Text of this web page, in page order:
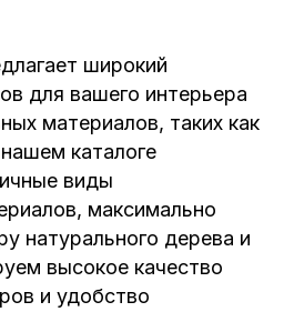
широкий
для вашего интерьера
материалов, таких как
каталоге
виды
максимально
натурального дерева и
высокое качество
и удобство